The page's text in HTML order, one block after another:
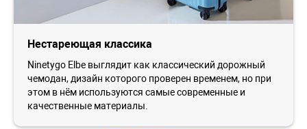
Нестареющая классика
Ninetygo Elbe выглядит как классический дорожный
чемодан, дизайн которого проверен временем, но при
этом в нём используются самые современные и
качественные материалы.